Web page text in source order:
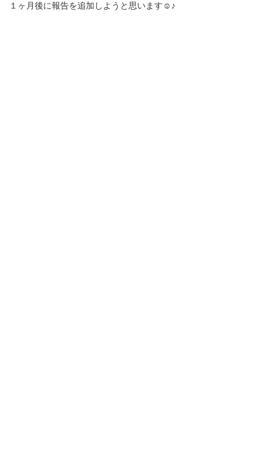
１ヶ月後に報告を追加しようと思います☺︎♪